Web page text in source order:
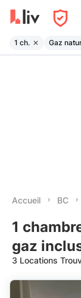
1 ch. Gaz
Accueil BC
1
gaz
3 Locations
Suggéré